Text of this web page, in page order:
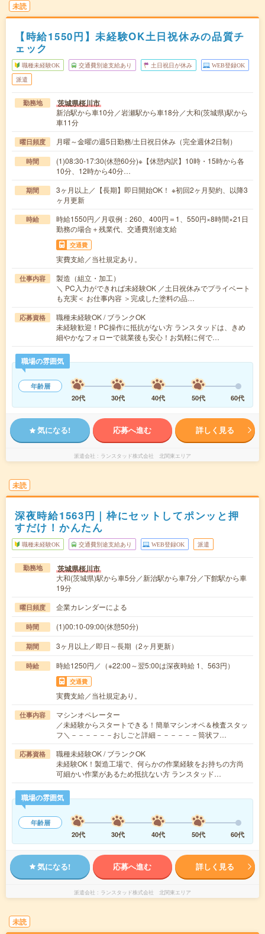
未読
【時給1550円】未経験OK土日祝休みの品質チ
ェック
職種未経験OK 交通費別途支給あり 土日祝日が休み WEB登録OK
派遣
勤務地 茨城県桜川市
新治駅から車10分／岩瀬駅から車18分／大和(茨城県)駅から
車11分
曜日頻度 月曜～金曜の週5日勤務/土日祝日休み（完全週休2日制）
時間
(1)08:30-17:30(休憩60分)※【休憩内訳】10時・15時から各
10分、12時から40分…
期間
3ヶ月以上／【長期】即日開始OK！ ※初回2ヶ月契約、以降3
ヶ月更新
時給
時給1550円／月収例：260、400円＝1、550円×8時間×21日
勤務の場合＋残業代、交通費別途支給
交通費
実費支給／当社規定あり。
仕事内容
製造（組立・加工）
＼ PC入力ができれば未経験OK ／土日祝休みでプライベート
も充実＜ お仕事内容 ＞完成した塗料の品…
応募資格
職種未経験OK / ブランクOK
未経験歓迎！PC操作に抵抗がない方 ランスタッドは、きめ
細やかなフォローで就業後も安心！お気軽に何で…
職場の雰囲気
年齢層
20代
30代 40代 50代 60代
気になる! 応募へ進む 詳しく見る
派遣会社 ランスタッド株式会社 北関東エリア
未読
深夜時給1563円｜枠にセットしてポンッと押
すだけ！かんたん
職種未経験OK 交通費別途支給あり WEB登録OK 派遣
勤務地 茨城県桜川市
大和(茨城県)駅から車5分／新治駅から車7分／下館駅から車
19分
曜日頻度 企業カレンダーによる
時間 (1)00:10-09:00(休憩50分)
期間 3ヶ月以上／即日～長期（2ヶ月更新）
時給 時給1250円／（※22:00～翌5:00は深夜時給 1、563円）
交通費
実費支給／当社規定あり。
仕事内容
マシンオペレーター
／未経験からスタートできる！簡単マシンオペ＆検査スタッ
フ＼－－－－－－おしごと詳細－－－－－－筒状フ…
応募資格
職種未経験OK / ブランクOK
未経験OK！製造工場で、何らかの作業経験をお持ちの方尚
可細かい作業があるため抵抗ない方 ランスタッド…
職場の雰囲気
年齢層
20代
30代 40代 50代 60代
気になる! 応募へ進む 詳しく見る
派遣会社 ランスタッド株式会社 北関東エリア
未読